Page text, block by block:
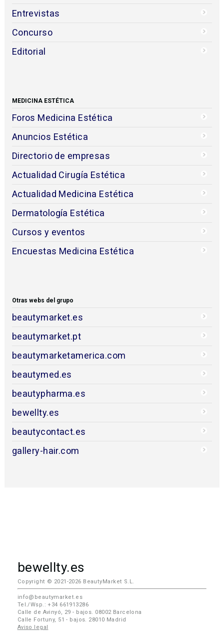
Entrevistas
Concurso
Editorial
MEDICINA ESTÉTICA
Foros Medicina Estética
Anuncios Estética
Directorio de empresas
Actualidad Cirugía Estética
Actualidad Medicina Estética
Dermatología Estética
Cursos y eventos
Encuestas Medicina Estética
Otras webs del grupo
beautymarket.es
beautymarket.pt
beautymarketamerica.com
beautymed.es
beautypharma.es
bewellty.es
beautycontact.es
gallery-hair.com
bewellty.es
Copyright © 2021-2026 BeautyMarket S.L.
info@beautymarket.es
Tel./Wsp.: +34 661913286
Calle de Avinyó, 29 - bajos. 08002 Barcelona
Calle Fortuny, 51 - bajos. 28010 Madrid
Aviso legal